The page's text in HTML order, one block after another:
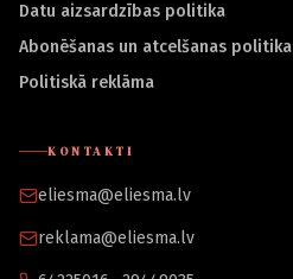
Datu aizsardzības politika
Abonēšanas un atcelšanas politika
Politiskā reklāma
KONTAKTI
eliesma@eliesma.lv
reklama@eliesma.lv